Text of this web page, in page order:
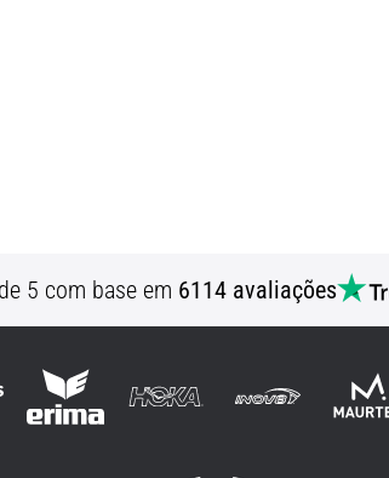
de 5 com base em 6114 avaliações